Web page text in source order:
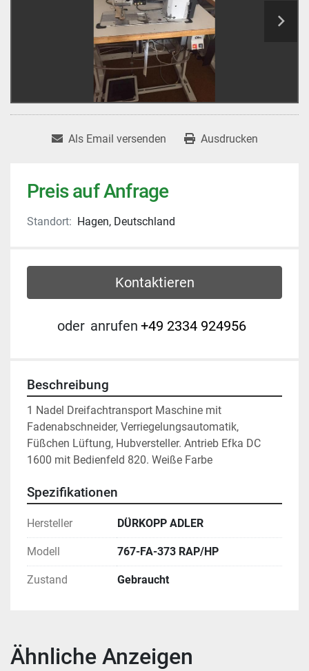
Als Email versenden Ausdrucken
Preis auf Anfrage
Standort: Hagen, Deutschland
Kontaktieren
oder anrufen +49 2334 924956
Beschreibung
1 Nadel Dreifachtransport Maschine mit
Fadenabschneider, Verriegelungsautomatik,
Füßchen Lüftung, Hubversteller. Antrieb Efka DC
1600 mit Bedienfeld 820. Weiße Farbe
Spezifikationen
Hersteller DÜRKOPP ADLER
Modell 767-FA-373 RAP/HP
Zustand Gebraucht
Ähnliche Anzeigen